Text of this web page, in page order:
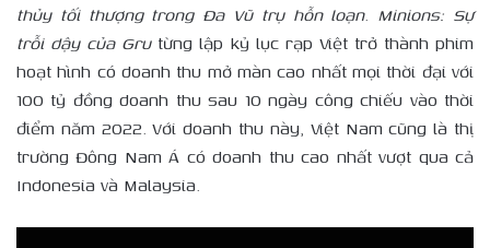
thủy tối thượng trong Đa Vũ trụ hỗn loạn. Minions: Sự
trỗi dậy của Grutừng lập kỷ lục rạp Việt trở thành phim
hoạt hình có doanh thu mở màn cao nhất mọi thời đại với
100 tỷ đồng doanh thu sau 10 ngày công chiếu vào thời
điểm năm 2022. Với doanh thu này, Việt Nam cũng là thị
trường Đông Nam Á có doanh thu cao nhất vượt qua cả
Indonesia và Malaysia.